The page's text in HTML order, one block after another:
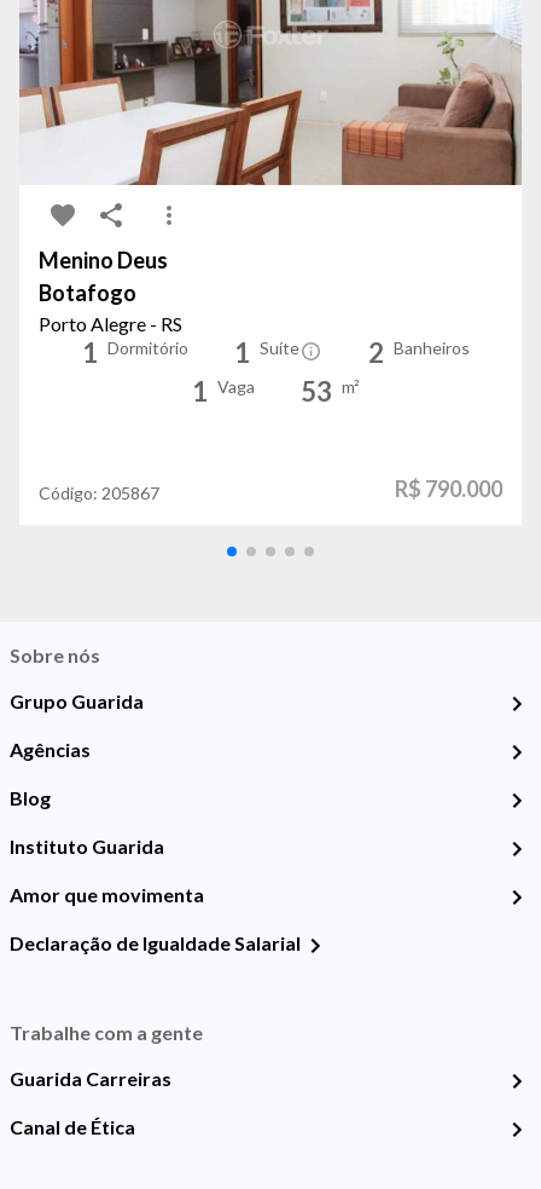
Menino Deus
Botafogo
Porto Alegre - RS
1 Dormitório 1 Suíte 2 Banheiros
1 Vaga 53 m²
Código: 205867 R$ 790.000
Sobre nós
Grupo Guarida
Agências
Blog
Instituto Guarida
Amor que movimenta
Declaração de Igualdade Salarial
Trabalhe com a gente
Guarida Carreiras
Canal de Ética